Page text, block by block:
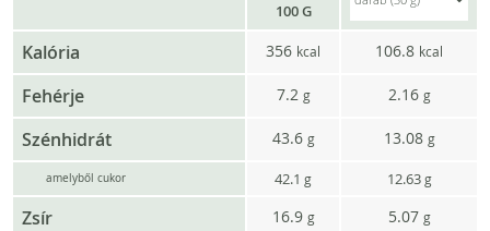
100 G
Kalória 356 kcal 106.8 kcal
Fehérje 7.2 g 2.16 g
Szénhidrát 43.6 g 13.08 g
amelyből cukor 42.1 g 12.63 g
Zsír 16.9 g 5.07 g